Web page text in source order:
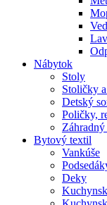
Nábytok
Stoly
Stoličky
Detský
Poličky,
Bytový textil
Vankúše
Deky